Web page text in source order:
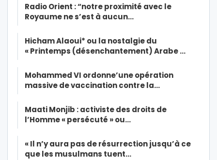
Radio Orient : “notre proximité avec le
Royaume ne s’est à aucun…
Hicham Alaoui* ou la nostalgie du
« Printemps (désenchantement) Arabe …
Mohammed VI ordonne’une opération
massive de vaccination contre la…
Maati Monjib : activiste des droits de
l’Homme « persécuté » ou…
« Il n’y aura pas de résurrection jusqu’à ce
que les musulmans tuent…